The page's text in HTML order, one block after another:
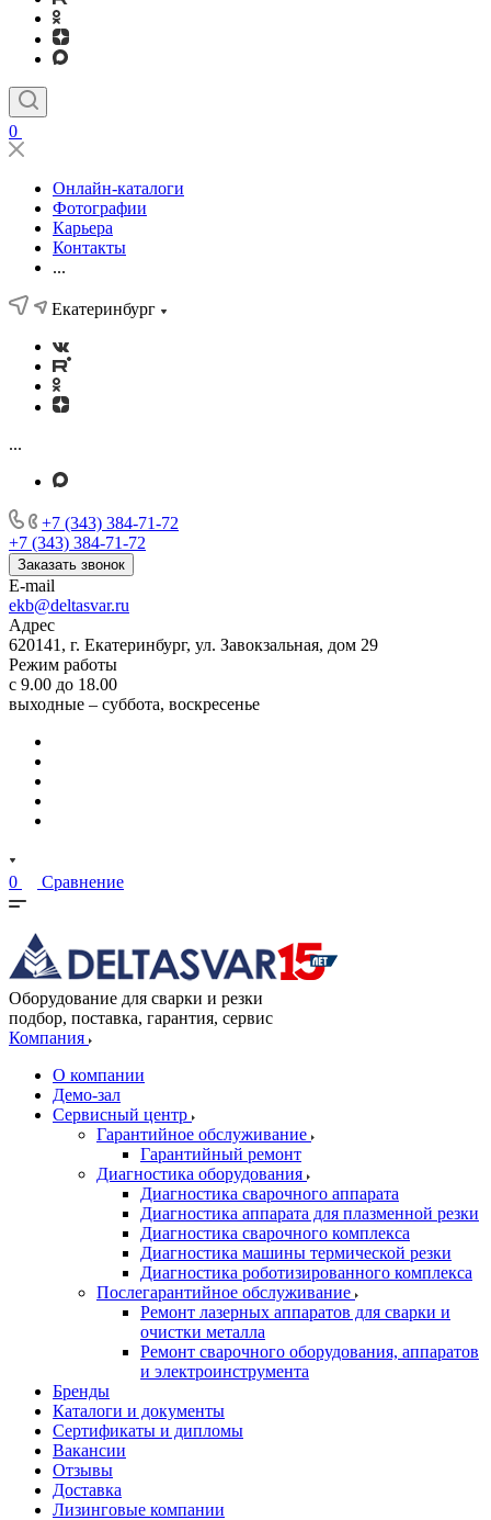
0
Онлайн-каталоги
Фотографии
Карьера
Контакты
...
Екатеринбург
...
+7 (343) 384-71-72
+7 (343) 384-71-72
Заказать звонок
E-mail
ekb@deltasvar.ru
Адрес
620141, г. Екатеринбург, ул. Завокзальная, дом 29
Режим работы
с 9.00 до 18.00
выходные – суббота, воскресенье
0 Сравнение
Оборудование для сварки и резки
подбор, поставка, гарантия, сервис
Компания
О компании
Демо-зал
Сервисный центр
Гарантийное обслуживание
Гарантийный ремонт
Диагностика оборудования
Диагностика сварочного аппарата
Диагностика аппарата для плазменной резки
Диагностика сварочного комплекса
Диагностика машины термической резки
Диагностика роботизированного комплекса
Послегарантийное обслуживание
Ремонт лазерных аппаратов для сварки и
очистки металла
Ремонт сварочного оборудования, аппаратов
и электроинструмента
Бренды
Каталоги и документы
Сертификаты и дипломы
Вакансии
Отзывы
Доставка
Лизинговые компании